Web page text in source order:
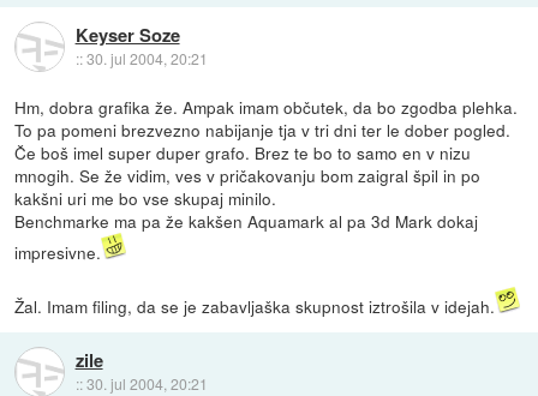
Keyser Soze
::30. jul 2004, 20:21
Hm, dobra grafika že. Ampak imam občutek, da bo zgodba plehka.
To pa pomeni brezvezno nabijanje tja v tri dni ter le dober pogled.
Če boš imel super duper grafo. Brez te bo to samo en v nizu
mnogih. Se že vidim, ves v pričakovanju bom zaigral špil in po
kakšni uri me bo vse skupaj minilo.
Benchmarke ma pa že kakšen Aquamark al pa 3d Mark dokaj
impresivne.
Žal. Imam filing, da se je zabavljaška skupnost iztrošila v idejah.
zile
::30. jul 2004, 20:21